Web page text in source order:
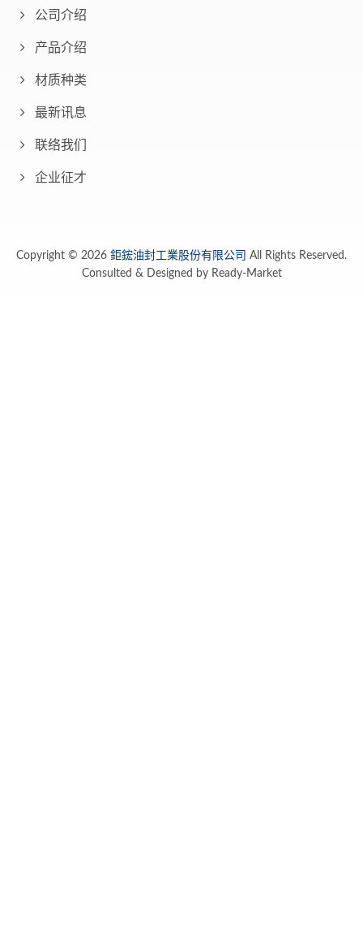
公司介绍
产品介绍
材质种类
最新讯息
联络我们
企业征才
Copyright © 2026 鉅鋐油封工業股份有限公司 All Rights Reserved.
Consulted & Designed by Ready-Market